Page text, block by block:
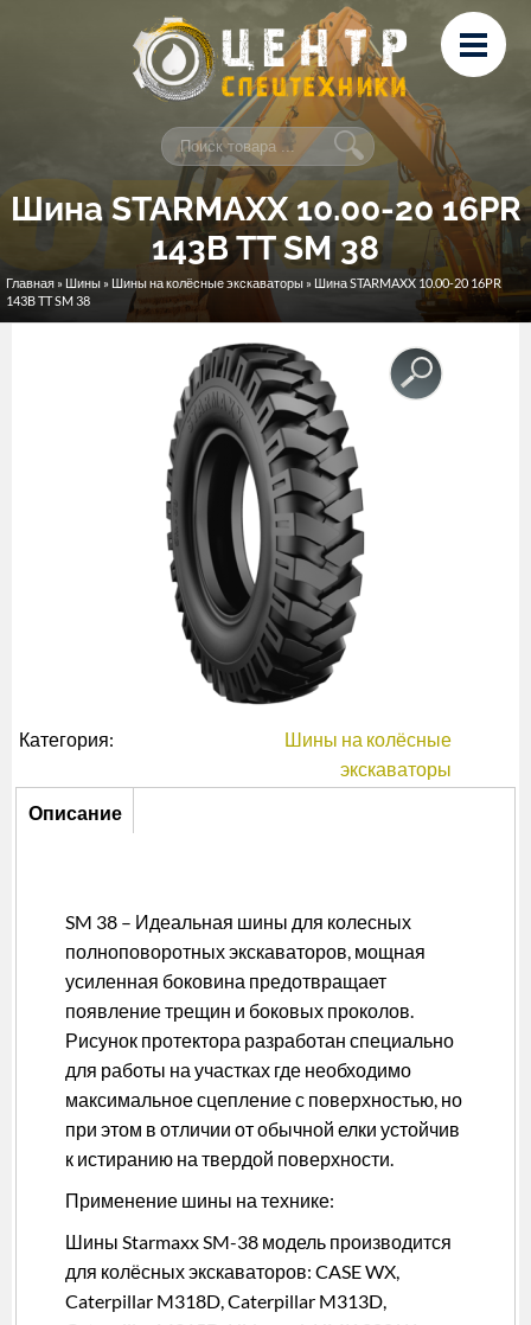
Перейти к основному содержанию
Лизинг
Сервис и ремонт
Контакты
Шина STARMAXX 10.00-20 16PR
143B TT SM 38
Вы здесь
Главная » Шины » Шины на колёсные экскаваторы » Шина STARMAXX 10.00-20 16PR
143B TT SM 38
Категория:
Шины на колёсные
экскаваторы
Описание
Описание
SM 38 – Идеальная шины для колесных
полноповоротных экскаваторов, мощная
усиленная боковина предотвращает
появление трещин и боковых проколов.
Рисунок протектора разработан специально
для работы на участках где необходимо
максимальное сцепление с поверхностью, но
при этом в отличии от обычной елки устойчив
к истиранию на твердой поверхности.
Применение шины на технике:
Шины Starmaxx SM-38 модель производится
для колёсных экскаваторов: CASE WX,
Caterpillar M318D, Caterpillar M313D,